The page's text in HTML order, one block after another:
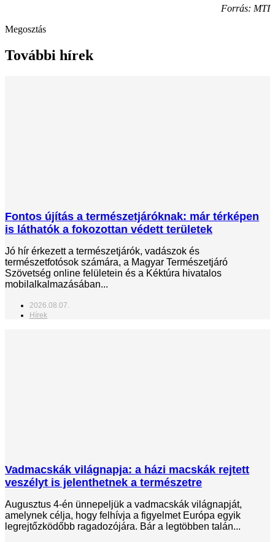
Forrás: MTI
Megosztás
További hírek
Fontos újítás a természetjáróknak: már térképen
is láthatók a fokozottan védett területek
Jó hír érkezett a természetjárók, vadászok és
természetfotósok számára, a Magyar Természetjáró
Szövetség online felületein és a Kéktúra hivatalos
mobilalkalmazásában...
2026.08.07.
Hírek
Vadmacskák világnapja: a házi macskák rejtett
veszélyt is jelenthetnek a természetre
Augusztus 4-én ünnepeljük a vadmacskák világnapját,
amelynek célja, hogy felhívja a figyelmet Európa egyik
legrejtőzködőbb ragadozójára. Bár a legtöbben talán...